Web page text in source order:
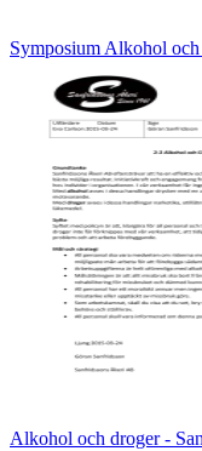
Symposium Alkohol
Alkohol och droger -